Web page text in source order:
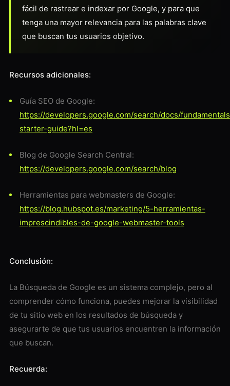
fácil de rastrear e indexar por Google, y para que
tenga una mayor relevancia para las palabras clave
que buscan tus usuarios objetivo.
Recursos adicionales:
Guía SEO de Google:
https://developers.google.com/search/docs/
starter-guide?hl=es
Blog de Google Search Central:
https://developers.google.com/search/blog
Herramientas para webmasters de Google:
https://blog.hubspot.es/marketing/5-herramientas-
imprescindibles-de-google-webmaster-tools
Conclusión:
La Búsqueda de Google es un sistema complejo, pero al
comprender cómo funciona, puedes mejorar la visibilidad
de tu sitio web en los resultados de búsqueda y
asegurarte de que tus usuarios encuentren la información
que buscan.
Recuerda: